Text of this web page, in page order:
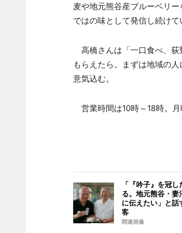
麦や地元熊谷産ブルーベリ
ではの味として発信し続けて
高橋さんは「一口食べ、荻
もらえたら。まずは地域の
意気込む。
営業時間は10時～18時。月
「『吟子』を冠
る。地元熊谷・妻
に伝えたい」と話
客
関連画像